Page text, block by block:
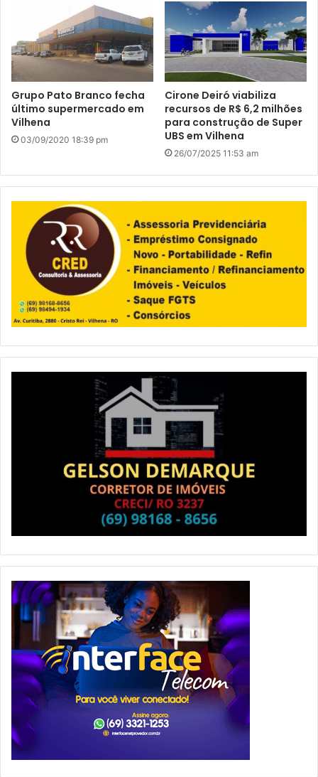
Grupo Pato Branco fecha
último supermercado em
Vilhena
03/09/2020 18:39 pm
Cirone Deiró viabiliza
recursos de R$ 6,2 milhões
para construção de Super
UBS em Vilhena
26/07/2025 11:53 am